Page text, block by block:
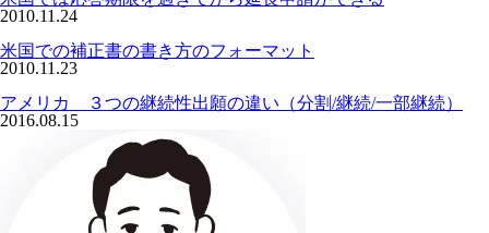
2010.11.24
米国での補正書の書き方のフォーマット
2010.11.23
アメリカ ３つの継続性出願の違い（分割/継続/一部継続）
2016.08.15